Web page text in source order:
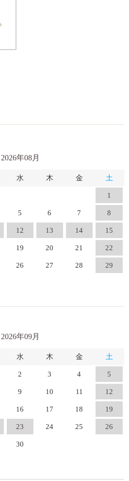
2026年08月
水 木 金 土
1
5 6 7 8
12 13 14 15
19 20 21 22
26 27 28 29
2026年09月
水 木 金 土
2 3 4 5
9 10 11 12
16 17 18 19
23 24 25 26
30